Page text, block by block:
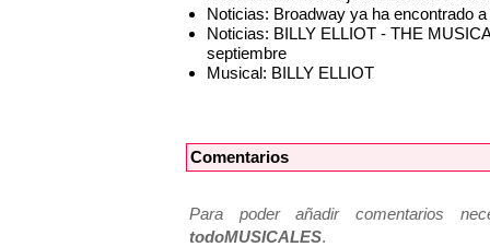
Noticias: Broadway ya ha encontrado
Noticias: BILLY ELLIOT - THE
septiembre
Musical: BILLY ELLIOT
Comentarios
Para poder añadir comentarios
todoMUSICALES.